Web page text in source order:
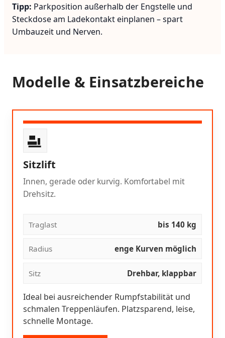
Tipp: Parkposition außerhalb der Engstelle und
Steckdose am Ladekontakt einplanen – spart
Umbauzeit und Nerven.
Modelle & Einsatzbereiche
Sitzlift
Innen, gerade oder kurvig. Komfortabel mit
Drehsitz.
Traglast bis 140 kg
Radius enge Kurven möglich
Sitz Drehbar, klappbar
Ideal bei ausreichender Rumpfstabilität und
schmalen Treppenläufen. Platzsparend, leise,
schnelle Montage.